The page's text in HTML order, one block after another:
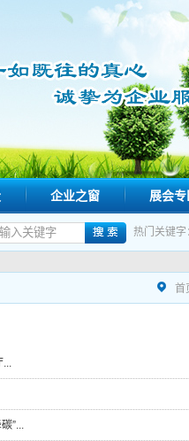
企业之窗 展会专
热门关键字
首
...
”...